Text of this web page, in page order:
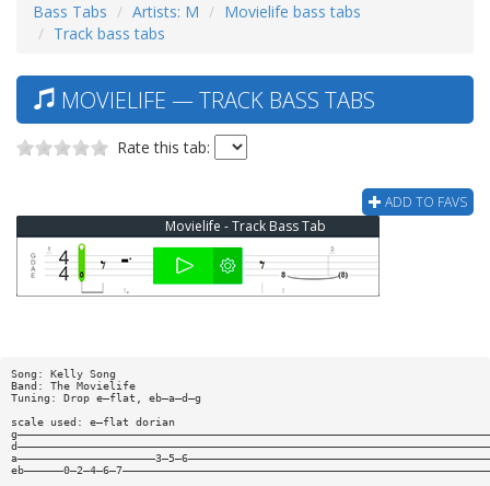
Bass Tabs Artists: M
Movielife bass tabs
Track bass tabs
MOVIELIFE — TRACK BASS TABS
Rate this tab:
ADD TO FAVS
Movielife - Track Bass Tab
Song: Kelly Song
Band: The Movielife
Tuning: Drop e—flat, eb—a—d—g
scale used: e—flat dorian